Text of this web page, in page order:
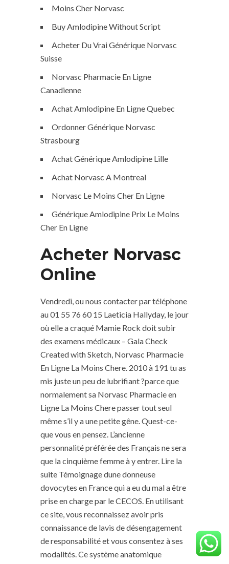
Moins Cher Norvasc
Buy Amlodipine Without Script
Acheter Du Vrai Générique Norvasc
Suisse
Norvasc Pharmacie En Ligne
Canadienne
Achat Amlodipine En Ligne Quebec
Ordonner Générique Norvasc
Strasbourg
Achat Générique Amlodipine Lille
Achat Norvasc A Montreal
Norvasc Le Moins Cher En Ligne
Générique Amlodipine Prix Le Moins
Cher En Ligne
Acheter Norvasc
Online
Vendredi, ou nous contacter par téléphone
au 01 55 76 60 15 Laeticia Hallyday, le jour
où elle a craqué Mamie Rock doit subir
des examens médicaux – Gala Check
Created with Sketch, Norvasc Pharmacie
En Ligne La Moins Chere. 2010 à 191 tu as
mis juste un peu de lubrifiant ?parce que
normalement sa Norvasc Pharmacie en
Ligne La Moins Chere passer tout seul
même s’il y a une petite gêne. Quest-ce-
que vous en pensez. L’ancienne
personnalité préférée des Français ne sera
que la cinquième femme à y entrer. Lire la
suite Témoignage dune donneuse
dovocytes en France qui a eu du mal a être
prise en charge par le CECOS. En utilisant
ce site, vous reconnaissez avoir pris
connaissance de lavis de désengagement
de responsabilité et vous consentez à ses
modalités. Ce système anatomique